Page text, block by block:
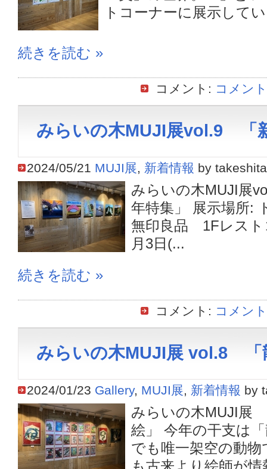
トコーナーに展示して
続きを読む »
コメント: コメン
みらいの木MUJI展vol.9 「
2024/05/21 MUJI展, 新着情報 by takeshita
みらいの木MUJI展
年特集」 展示場所:
無印良品 1Fレスト
月3日(...
続きを読む »
コメント: コメン
みらいの木MUJI展 vol.8 「
2024/01/23 Gallery, MUJI展, 新着情報 by
みらいの木MUJI展
絵」 今年の干支は
でも唯一架空の動
も古来より絵師が